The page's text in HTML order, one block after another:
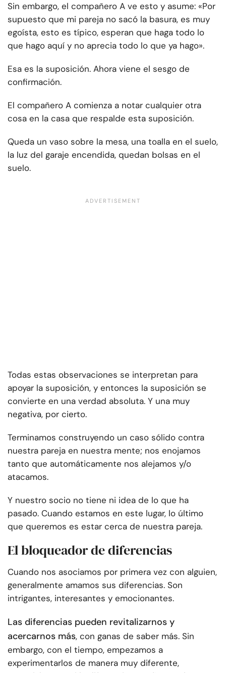
Sin embargo, el compañero A ve esto y asume: «Por
supuesto que mi pareja no sacó la basura, es muy
egoísta, esto es típico, esperan que haga todo lo
que hago aquí y no aprecia todo lo que ya hago».
Esa es la suposición. Ahora viene el sesgo de
confirmación.
El compañero A comienza a notar cualquier otra
cosa en la casa que respalde esta suposición.
Queda un vaso sobre la mesa, una toalla en el suelo,
la luz del garaje encendida, quedan bolsas en el
suelo.
Todas estas observaciones se interpretan para
apoyar la suposición, y entonces la suposición se
convierte en una verdad absoluta. Y una muy
negativa, por cierto.
Terminamos construyendo un caso sólido contra
nuestra pareja en nuestra mente; nos enojamos
tanto que automáticamente nos alejamos y/o
atacamos.
Y nuestro socio no tiene ni idea de lo que ha
pasado. Cuando estamos en este lugar, lo último
que queremos es estar cerca de nuestra pareja.
El bloqueador de diferencias
Cuando nos asociamos por primera vez con alguien,
generalmente amamos sus diferencias. Son
intrigantes, interesantes y emocionantes.
Las diferencias pueden revitalizarnos y
acercarnos más, con ganas de saber más. Sin
embargo, con el tiempo, empezamos a
experimentarlos de manera muy diferente,